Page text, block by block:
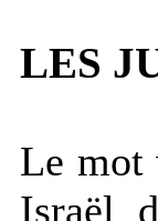
LES
Le mot
Israël